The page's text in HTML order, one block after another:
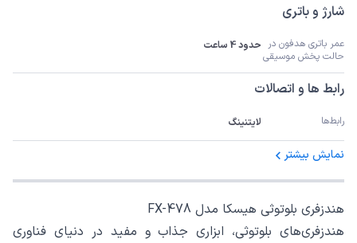
شارژ و باتری
حالت پخش موسیقی
حدود 4 ساعت
رابط ها و اتصالات
رابط‌ها لایتنینگ
نمایش بیشتر
هندزفری بلوتوثی هیسکا مدل FX-478
هندزفری‌های بلوتوثی، ابزاری جذاب و مفید در دنیای فناوری